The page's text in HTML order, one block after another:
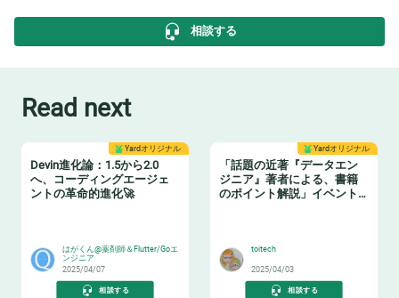
相談する
Read next
Yardオリジナル
Devin進化論：1.5から2.0
へ、コーディングエージェ
ントの革命的進化🚀
はがくん@薬剤師＆Flutter/Goエ
ンジニア
2025/04/07
相談する
Yardオリジナル
「話題の近著『データエン
ジニア』著者による、書籍
のポイント解説」イベント
toitech
2025/04/03
相談する